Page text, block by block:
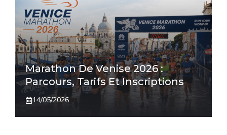
Marathon De Venise 2026 :
Parcours, Tarifs Et Inscriptions
14/05/2026